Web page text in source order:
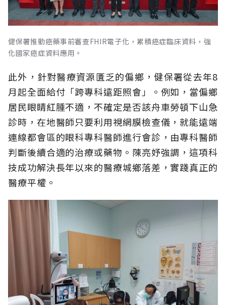
健保署推動癌藥事前審查FHIR電子化，累積癌症臨床資料，強
化國家癌症資料應用。
此外，針對醫療資源匱乏的偏鄉，健保署從去年8
月起全面給付「跨專科遠距照會」。例如，當偏鄉
居民眼睛紅腫不適，不確定是否該舟車勞頓下山急
診時，在地醫師只要利用視網膜檢查儀，就能遠端
連線都會區的眼科專科醫師進行會診，由專科醫師
判斷後續合適的治療或藥物。陳亮妤強調，這項科
技成功解決長年以來的醫療城鄉落差，實踐真正的
醫療平權。